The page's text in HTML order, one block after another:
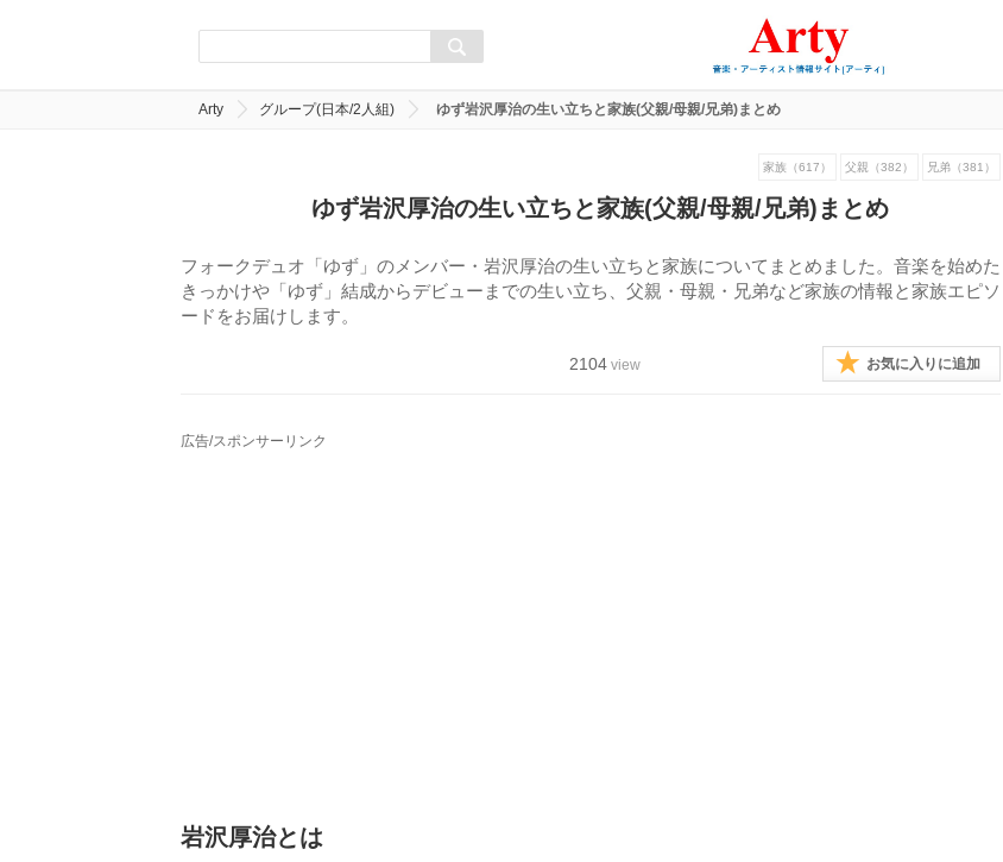
Arty グループ(日本/2人組) ゆず岩沢厚治の生い立ちと家族(父親/母親/兄弟)まとめ
家族（617） 父親（382） 兄弟（381）
ゆず岩沢厚治の生い立ちと家族(父親/母親/兄弟)まとめ
フォークデュオ「ゆず」のメンバー・岩沢厚治の生い立ちと家族についてまとめました。音楽を始めた
きっかけや「ゆず」結成からデビューまでの生い立ち、父親・母親・兄弟など家族の情報と家族エピソ
ードをお届けします。
2104 view お気に入りに追加
広告/スポンサーリンク
岩沢厚治とは